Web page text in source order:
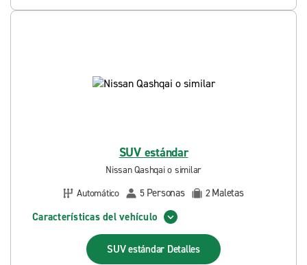
SUV estándar
Nissan Qashqai o similar
Automático
5 Personas 2Maletas
Características del vehículo
SUV estándar Detalles